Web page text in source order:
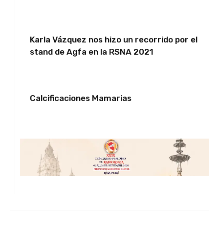
Karla Vázquez nos hizo un recorrido por el
stand de Agfa en la RSNA 2021
Calcificaciones Mamarias